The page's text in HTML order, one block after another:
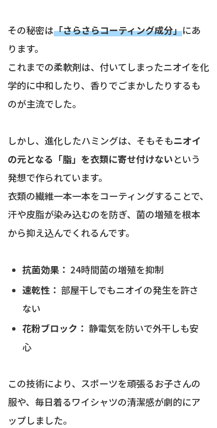
その秘密は「さらさらコーティング成分」にあ
ります。
これまでの柔軟剤は、付いてしまったニオイを化
学的に中和したり、香りでごまかしたりするも
のが主流でした。
しかし、進化したハミングは、そもそもニオイ
の元となる「脂」を衣類に寄せ付けないという
発想で作られています。
衣類の繊維一本一本をコーティングすることで、
汗や皮脂が染み込むのを防ぎ、菌の増殖を根本
から抑え込んでくれるんです。
抗菌効果： 24時間菌の増殖を抑制
速乾性： 部屋干しでもニオイの発生を許さ
ない
花粉ブロック： 静電気を防いで外干しも安
心
この技術により、スポーツを頑張るお子さんの
服や、毎日着るワイシャツの清潔感が劇的にア
ップしました。